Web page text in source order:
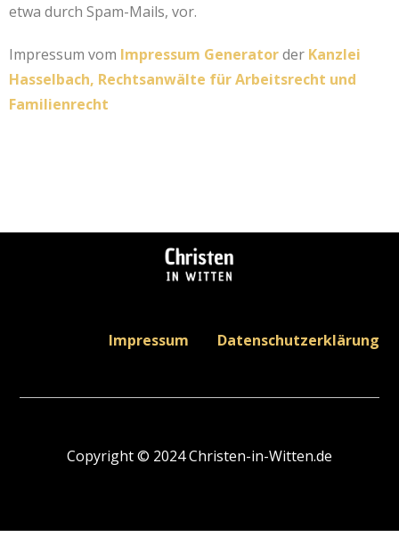
etwa durch Spam-Mails, vor.
Impressum vom Impressum Generatorder Kanzlei
Hasselbach, Rechtsanwälte für Arbeitsrecht und
Familienrecht
Impressum Datenschutzerklärung
Copyright © 2024 Christen-in-Witten.de